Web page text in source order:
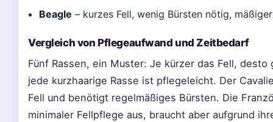
Beagle – kurzes Fell, wenig Bürsten nötig,
Vergleich von Pflegeaufwand und Zeitbedarf
Fünf Rassen, ein Muster: Je kürzer das Fell,
jede kurzhaarige Rasse ist pflegeleicht. Der
Fell und benötigt regelmäßiges Bürsten. Die
minimaler Fellpflege aus, braucht aber aufgrund